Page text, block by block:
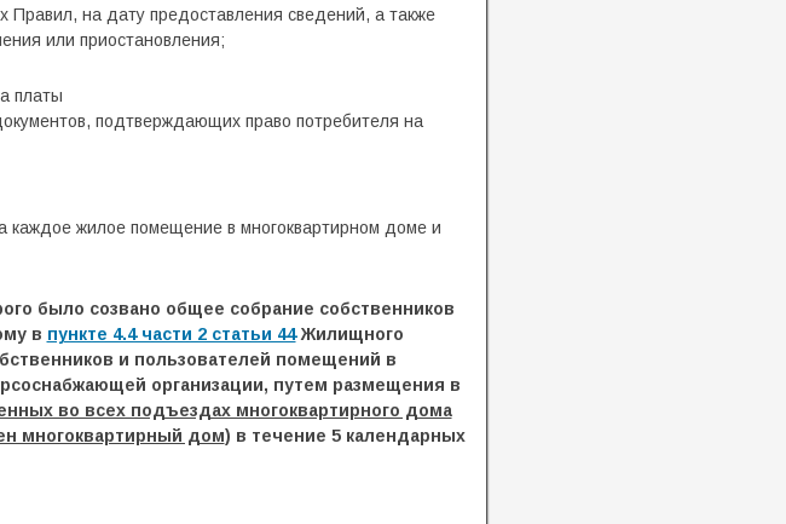
Правил, на дату предоставления сведений, а также
или приостановления;
платы
подтверждающих право потребителя на
каждое жилое помещение в многоквартирном доме и
было созвано общее собрание собственников
в пункте 4.4 части 2 статьи 44Жилищного
и пользователей помещений в
организации, путем размещения в
во всех подъездах многоквартирного дома
многоквартирный дом) в течение 5 календарных